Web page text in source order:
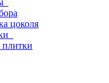
цоколя
плитки